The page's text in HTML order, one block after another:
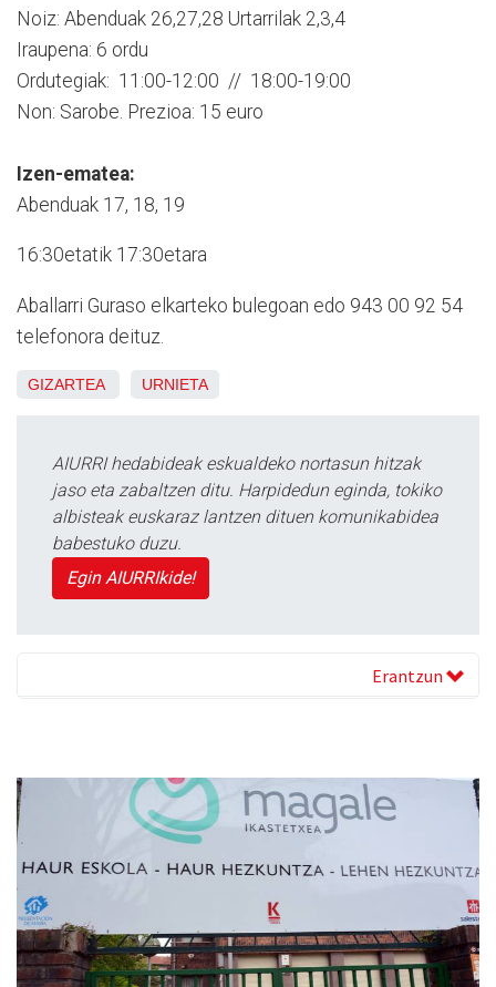
Noiz: Abenduak 26,27,28 Urtarrilak 2,3,4
Iraupena: 6 ordu
Ordutegiak: 11:00-12:00 // 18:00-19:00
Non: Sarobe. Prezioa: 15 euro
Izen-ematea:
Abenduak 17, 18, 19
16:30etatik 17:30etara
Aballarri Guraso elkarteko bulegoan edo 943 00 92 54
telefonora deituz.
GIZARTEA URNIETA
AIURRI hedabideak eskualdeko nortasun hitzak
jaso eta zabaltzen ditu. Harpidedun eginda, tokiko
albisteak euskaraz lantzen dituen komunikabidea
babestuko duzu.
Egin AIURRIkide!
Erantzun